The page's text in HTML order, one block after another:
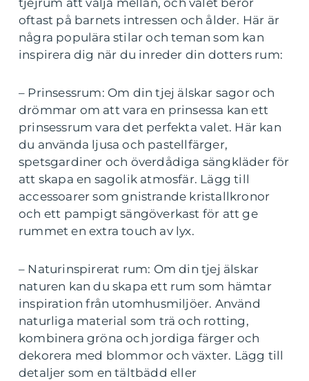
tjejrum att välja mellan, och valet beror
oftast på barnets intressen och ålder. Här är
några populära stilar och teman som kan
inspirera dig när du inreder din dotters rum:
– Prinsessrum: Om din tjej älskar sagor och
drömmar om att vara en prinsessa kan ett
prinsessrum vara det perfekta valet. Här kan
du använda ljusa och pastellfärger,
spetsgardiner och överdådiga sängkläder för
att skapa en sagolik atmosfär. Lägg till
accessoarer som gnistrande kristallkronor
och ett pampigt sängöverkast för att ge
rummet en extra touch av lyx.
– Naturinspirerat rum: Om din tjej älskar
naturen kan du skapa ett rum som hämtar
inspiration från utomhusmiljöer. Använd
naturliga material som trä och rotting,
kombinera gröna och jordiga färger och
dekorera med blommor och växter. Lägg till
detaljer som en tältbädd eller